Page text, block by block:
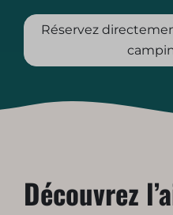
Réservez
Découvrez